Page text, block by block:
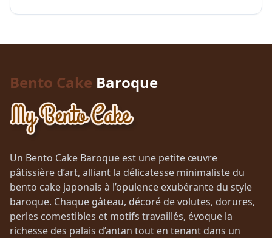
Bento Cake Baroque
Un Bento Cake Baroque est une petite œuvre
pâtissière d’art, alliant la délicatesse minimaliste du
bento cake japonais à l’opulence exubérante du style
baroque. Chaque gâteau, décoré de volutes, dorures,
perles comestibles et motifs travaillés, évoque la
richesse des palais d’antan tout en tenant dans un